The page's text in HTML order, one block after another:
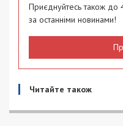
Приєднуйтесь також до
за останніми новинами!
Читайте також